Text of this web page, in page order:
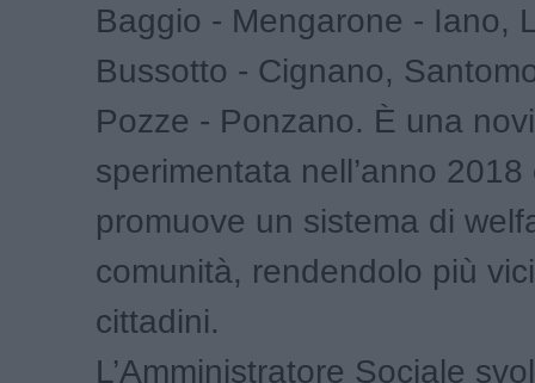
Baggio - Mengarone - Iano,
Bussotto - Cignano,
Pozze - Ponzano. È una
sperimentata nell’anno 2018
promuove un sistema di
comunità, rendendolo più
cittadini.
L’Amministratore Sociale